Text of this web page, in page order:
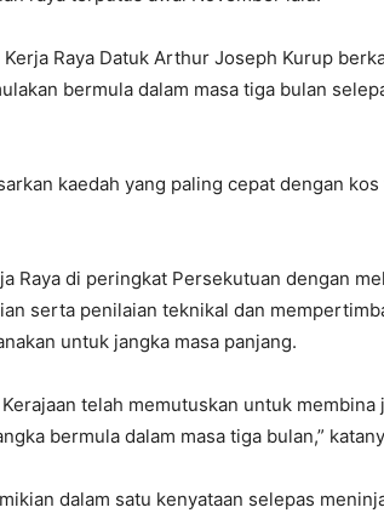
Raya Datuk Arthur Joseph Kurup
bermula dalam masa tiga bulan
kaedah yang paling cepat dengan
Raya di peringkat Persekutuan dengan
serta penilaian teknikal dan
untuk jangka masa panjang.
telah memutuskan untuk
bermula dalam masa tiga bulan,”
dalam satu kenyataan selepas